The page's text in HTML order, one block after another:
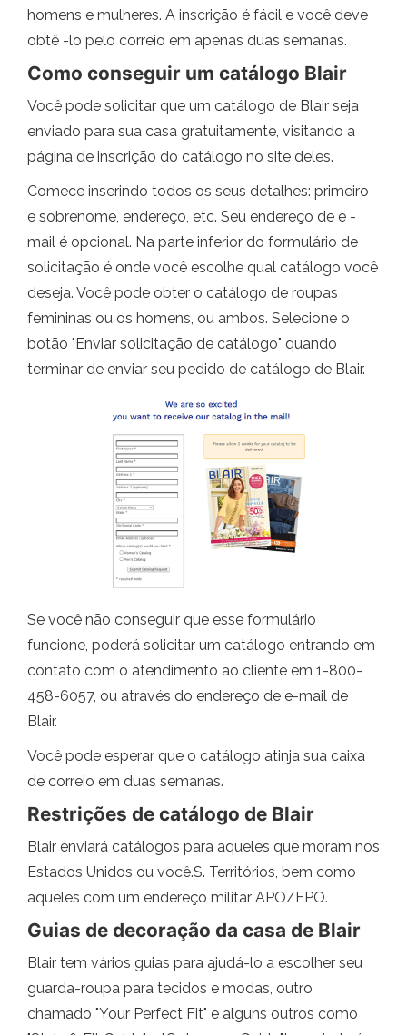
homens e mulheres. A inscrição é fácil e você deve
obtê -lo pelo correio em apenas duas semanas.
Como conseguir um catálogo Blair
Você pode solicitar que um catálogo de Blair seja
enviado para sua casa gratuitamente, visitando a
página de inscrição do catálogo no site deles.
Comece inserindo todos os seus detalhes: primeiro
e sobrenome, endereço, etc. Seu endereço de e -
mail é opcional. Na parte inferior do formulário de
solicitação é onde você escolhe qual catálogo você
deseja. Você pode obter o catálogo de roupas
femininas ou os homens, ou ambos. Selecione o
botão "Enviar solicitação de catálogo" quando
terminar de enviar seu pedido de catálogo de Blair.
Se você não conseguir que esse formulário
funcione, poderá solicitar um catálogo entrando em
contato com o atendimento ao cliente em 1-800-
458-6057, ou através do endereço de e-mail de
Blair.
Você pode esperar que o catálogo atinja sua caixa
de correio em duas semanas.
Restrições de catálogo de Blair
Blair enviará catálogos para aqueles que moram nos
Estados Unidos ou você.S. Territórios, bem como
aqueles com um endereço militar APO/FPO.
Guias de decoração da casa de Blair
Blair tem vários guias para ajudá-lo a escolher seu
guarda-roupa para tecidos e modas, outro
chamado "Your Perfect Fit" e alguns outros como